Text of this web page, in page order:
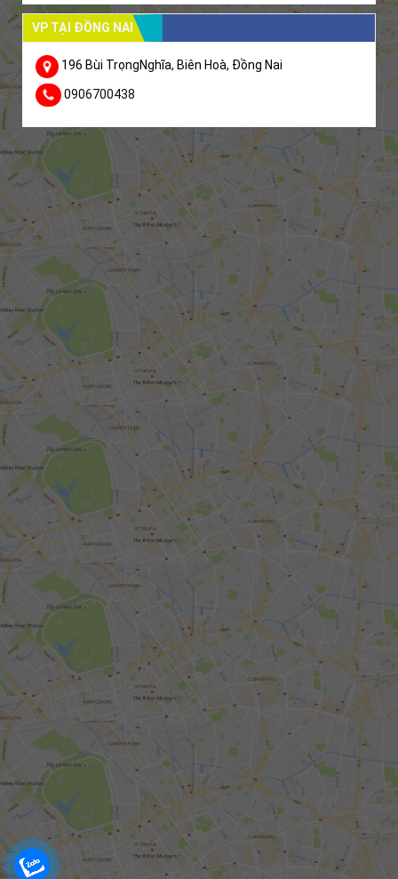
VP TẠI ĐỒNG NAI
196 Bùi TrọngNghĩa, Biên Hoà, Đồng Nai
0906700438